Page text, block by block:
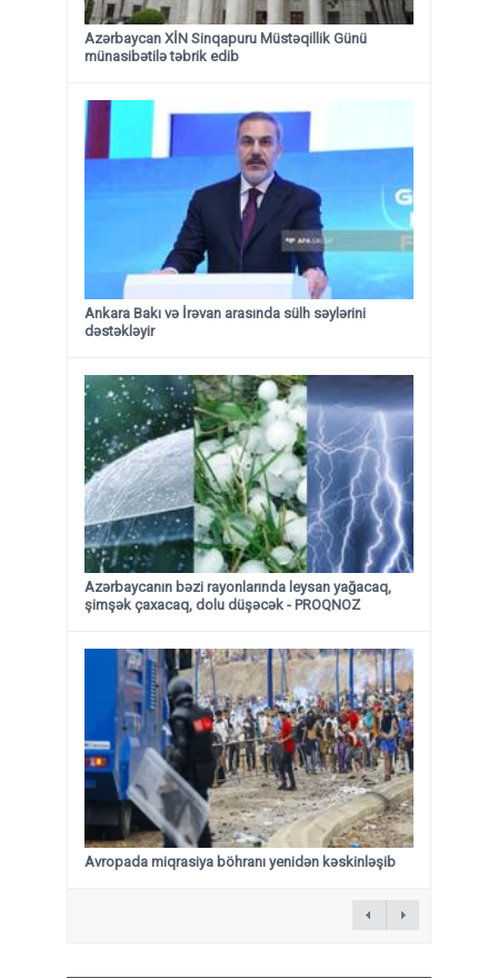
Azərbaycan XİN Sinqapuru Müstəqillik Günü
münasibətilə təbrik edib
Ankara Bakı və İrəvan arasında sülh səylərini
dəstəkləyir
Azərbaycanın bəzi rayonlarında leysan yağacaq,
şimşək çaxacaq, dolu düşəcək - PROQNOZ
Avropada miqrasiya böhranı yenidən kəskinləşib